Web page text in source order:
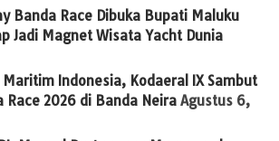
Banda Race Dibuka Bupati Maluku
Jadi Magnet Wisata Yacht Dunia
Indonesia, Kodaeral IX Sambut
Race 2026 di Banda Neira Agustus 6,